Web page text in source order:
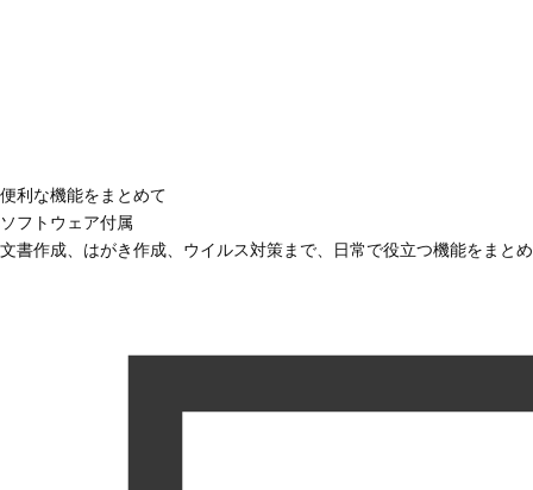
便利な機能をまとめて
ソフトウェア付属
文書作成、はがき作成、ウイルス対策まで、日常で役立つ機能をまと